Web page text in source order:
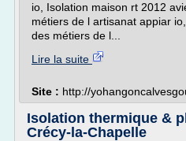
io, Isolation maison rt 2012
métiers de l artisanat appiar
des métiers de l...
Lire la suite
Site : http://
Isolation thermique &
Crécy-la-Chapelle